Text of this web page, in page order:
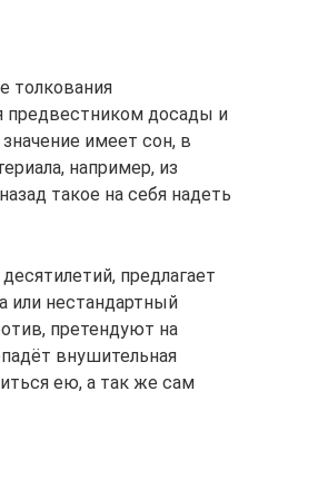
толкования
предвестником досады и
имеет сон, в
например, из
такое на себя надеть
предлагает
или нестандартный
претендуют на
внушительная
ею, а так же сам